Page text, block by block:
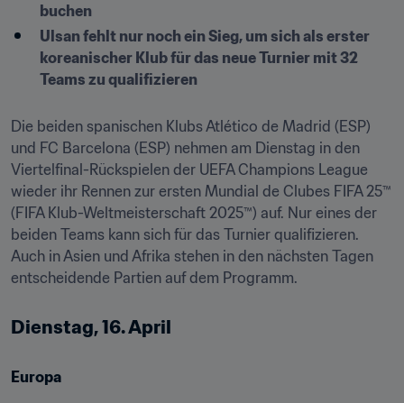
buchen
Ulsan fehlt nur noch ein Sieg, um sich als erster
koreanischer Klub für das neue Turnier mit 32
Teams zu qualifizieren
Die beiden spanischen Klubs Atlético de Madrid (ESP)
und FC Barcelona (ESP) nehmen am Dienstag in den
Viertelfinal-Rückspielen der UEFA Champions League
wieder ihr Rennen zur ersten Mundial de Clubes FIFA 25™
(FIFA Klub-Weltmeisterschaft 2025™) auf. Nur eines der
beiden Teams kann sich für das Turnier qualifizieren.
Auch in Asien und Afrika stehen in den nächsten Tagen
entscheidende Partien auf dem Programm.
Dienstag, 16. April
Europa